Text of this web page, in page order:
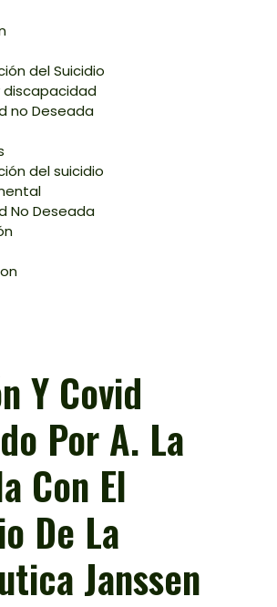
del Suicidio
discapacidad
no Deseada
del suicidio
No Deseada
Y Covid
Por A. La
Con El
De La
Janssen